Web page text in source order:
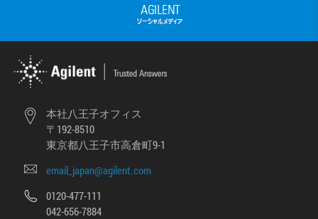
本社八王子オフィス
〒192-8510
東京都八王子市高倉町9-1
email_japan@agilent.com
0120-477-111
042-656-7884